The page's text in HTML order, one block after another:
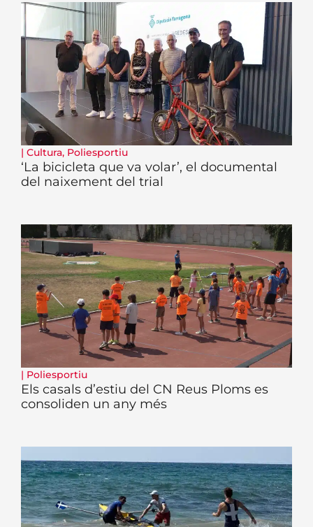
| Cultura, Poliesportiu
‘La bicicleta que va volar’, el documental
del naixement del trial
| Poliesportiu
Els casals d’estiu del CN Reus Ploms es
consoliden un any més